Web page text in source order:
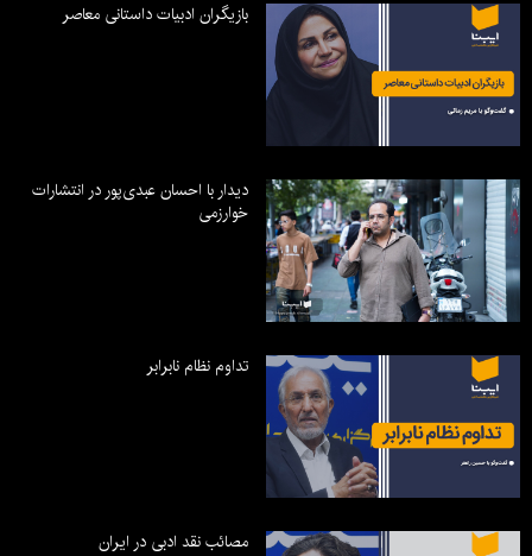
بازیگران ادبیات داستانی معاصر
دیدار با احسان عبدی‌پور در انتشارات
خوارزمی
تداوم نظام نابرابر
مصائب نقد ادبی در ایران